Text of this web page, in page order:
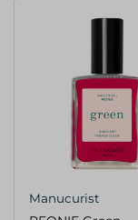
Manucurist